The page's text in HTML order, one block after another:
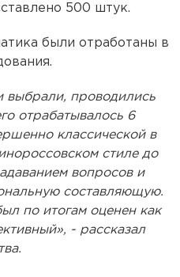
500 штук.
были отработаны в
выбрали, проводились
отрабатывалось 6
классической в
стиле до
вопросов и
составляющую.
по итогам оценен как
- рассказал